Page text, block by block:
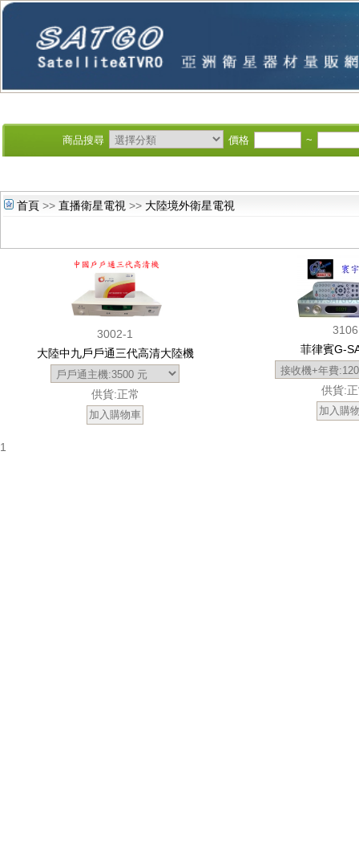
商品搜尋 價格 ~
首頁 >> 直播衛星電視 >> 大陸境外衛星電視
3002-1
大陸中九戶戶通三代高清大陸機
供貨:正常
3106
菲律賓G-
供貨:
1